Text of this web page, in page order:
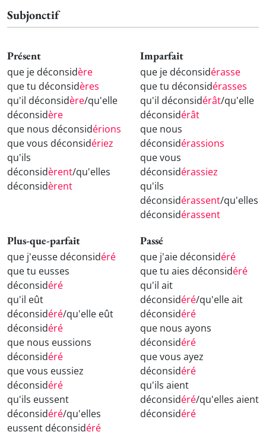
Subjonctif
Présent
que je déconsidère
que tu déconsidères
qu'il déconsidère/qu'elle
déconsidère
que nous déconsidérions
que vous déconsidériez
qu'ils
déconsidèrent/qu'elles
déconsidèrent
Imparfait
que je déconsidérasse
que tu déconsidérasses
qu'il déconsidérât/qu'elle
déconsidérât
que nous
déconsidérassions
que vous
déconsidérassiez
qu'ils
déconsidérassent/qu'elles
déconsidérassent
Plus-que-parfait
que j'eusse déconsidéré
que tu eusses
déconsidéré
qu'il eût
déconsidéré/qu'elle eût
déconsidéré
que nous eussions
déconsidéré
que vous eussiez
déconsidéré
qu'ils eussent
déconsidéré/qu'elles
eussent déconsidéré
Passé
que j'aie déconsidéré
que tu aies déconsidéré
qu'il ait
déconsidéré/qu'elle ait
déconsidéré
que nous ayons
déconsidéré
que vous ayez
déconsidéré
qu'ils aient
déconsidéré/qu'elles aient
déconsidéré